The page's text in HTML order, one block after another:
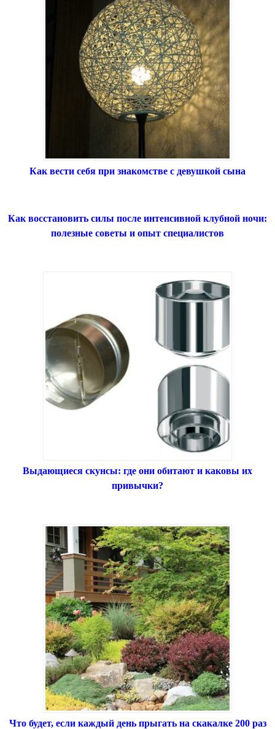
Как вести себя при знакомстве с девушкой сына
Как восстановить силы после интенсивной клубной ночи:
полезные советы и опыт специалистов
Выдающиеся скунсы: где они обитают и каковы их
привычки?
Что будет, если каждый день прыгать на скакалке 200 раз